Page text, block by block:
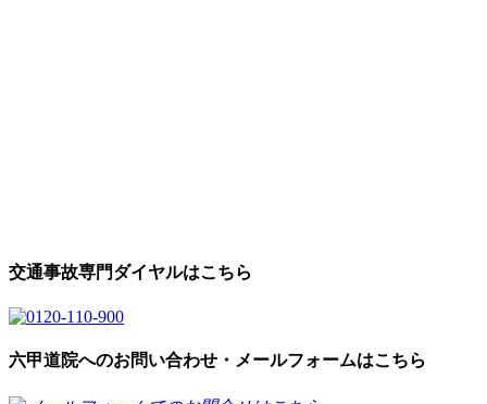
交通事故専門ダイヤルはこちら
六甲道院へのお問い合わせ・メールフォームはこちら